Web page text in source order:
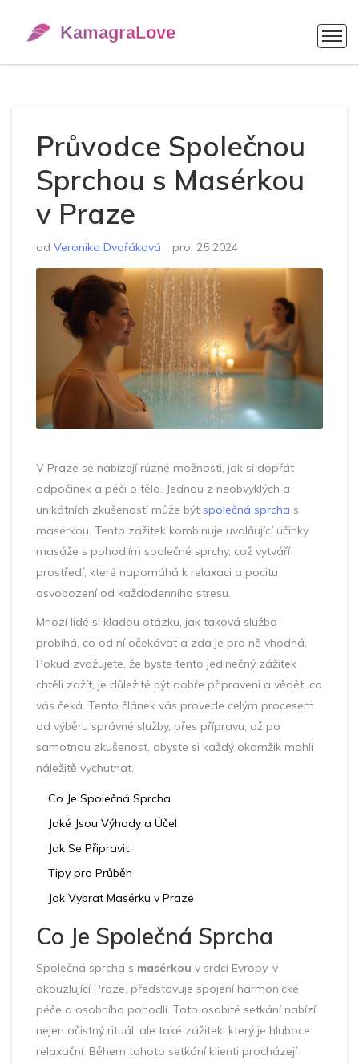
Průvodce Společnou
Sprchou s Masérkou
v Praze
od Veronika Dvořáková pro, 25 2024
V Praze se nabízejí různé možnosti, jak si dopřát
odpočinek a péči o tělo. Jednou z neobvyklých a
unikátních zkušeností může být společná sprcha s
masérkou. Tento zážitek kombinuje uvolňující účinky
masáže s pohodlím společné sprchy, což vytváří
prostředí, které napomáhá k relaxaci a pocitu
osvobození od každodenního stresu.
Mnozí lidé si kladou otázku, jak taková služba
probíhá, co od ní očekávat a zda je pro ně vhodná.
Pokud zvažujete, že byste tento jedinečný zážitek
chtěli zažít, je důležité být dobře připraveni a vědět, co
vás čeká. Tento článek vás provede celým procesem
od výběru správné služby, přes přípravu, až po
samotnou zkušenost, abyste si každý okamžik mohli
náležitě vychutnat.
Co Je Společná Sprcha
Jaké Jsou Výhody a Účel
Jak Se Připravit
Tipy pro Průběh
Jak Vybrat Masérku v Praze
Co Je Společná Sprcha
Společná sprcha s masérkou v srdci Evropy, v
okouzlující Praze, představuje spojení harmonické
péče a osobního pohodlí. Toto osobité setkání nabízí
nejen očistný rituál, ale také zážitek, který je hluboce
relaxační. Během tohoto setkání klienti procházejí